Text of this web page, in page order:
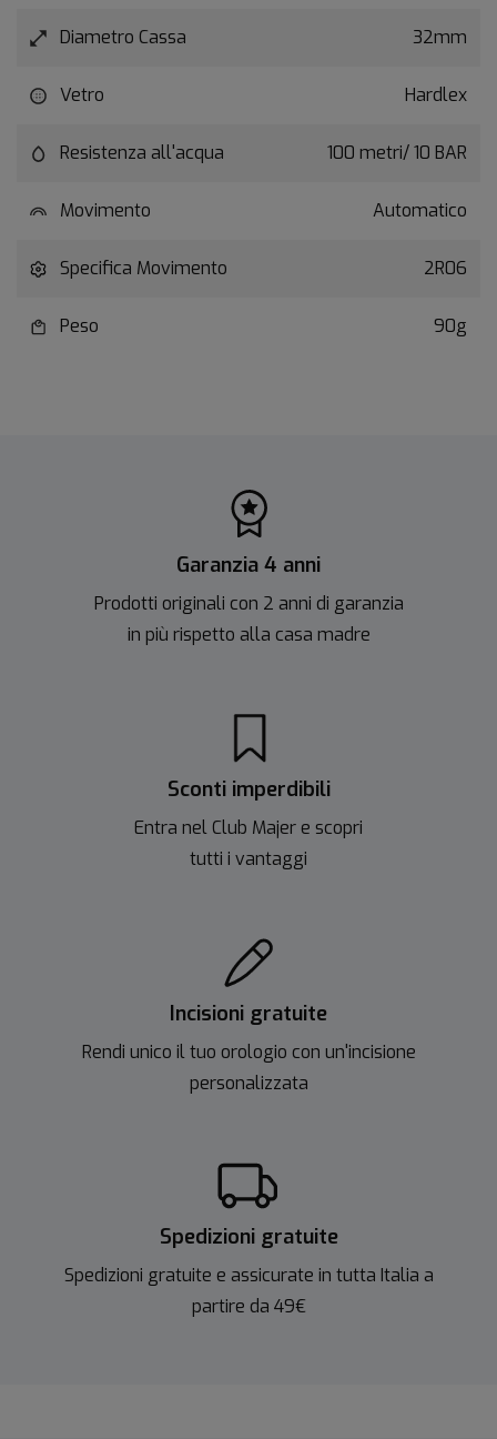
Diametro Cassa 32mm
Vetro Hardlex
Resistenza all'acqua 100 metri/ 10 BAR
Movimento Automatico
Specifica Movimento 2R06
Peso 90g
Garanzia 4 anni
Prodotti originali con 2 anni di garanzia
in più rispetto alla casa madre
Sconti imperdibili
Entra nel Club Majer e scopri
tutti i vantaggi
Incisioni gratuite
Rendi unico il tuo orologio con un'incisione
personalizzata
Spedizioni gratuite
Spedizioni gratuite e assicurate in tutta Italia a
partire da 49€